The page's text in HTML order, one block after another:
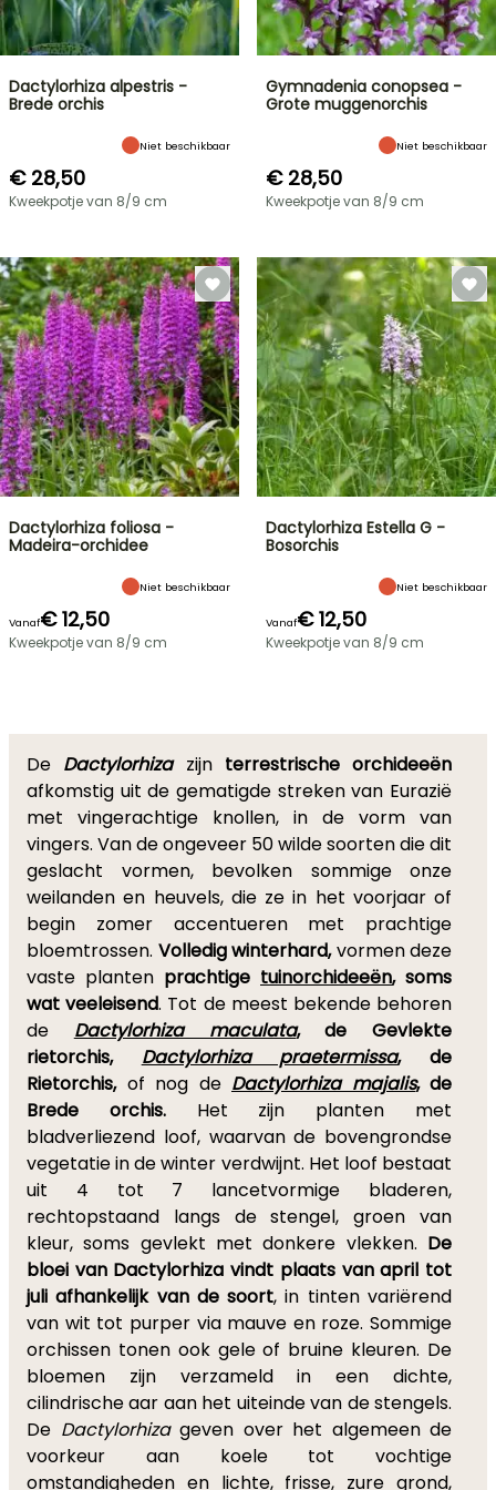
Dactylorhiza alpestris -
Brede orchis
Niet beschikbaar
€ 28,50
Kweekpotje van 8/9 cm
Gymnadenia conopsea -
Grote muggenorchis
Niet beschikbaar
€ 28,50
Kweekpotje van 8/9 cm
Dactylorhiza foliosa -
Madeira-orchidee
Niet beschikbaar
Vanaf€ 12,50
Kweekpotje van 8/9 cm
Dactylorhiza Estella G -
Bosorchis
Niet beschikbaar
Vanaf€ 12,50
Kweekpotje van 8/9 cm
De Dactylorhizazijn terrestrische orchideeën
afkomstig uit de gematigde streken van Eurazië
met vingerachtige knollen, in de vorm van
vingers. Van de ongeveer 50 wilde soorten die dit
geslacht vormen, bevolken sommige onze
weilanden en heuvels, die ze in het voorjaar of
begin zomer accentueren met prachtige
bloemtrossen. Volledig winterhard,vormen deze
vaste planten prachtige tuinorchideeën, soms
wat veeleisend. Tot de meest bekende behoren
de Dactylorhiza maculata, de Gevlekte
rietorchis, Dactylorhiza praetermissa, de
Rietorchis,of nog de Dactylorhiza majalis, de
Brede orchis.Het zijn planten met
bladverliezend loof, waarvan de bovengrondse
vegetatie in de winter verdwijnt. Het loof bestaat
uit 4 tot 7 lancetvormige bladeren,
rechtopstaand langs de stengel, groen van
kleur, soms gevlekt met donkere vlekken. De
bloei van Dactylorhiza vindt plaats van april tot
juli afhankelijk van de soort, in tinten variërend
van wit tot purper via mauve en roze. Sommige
orchissen tonen ook gele of bruine kleuren. De
bloemen zijn verzameld in een dichte,
cilindrische aar aan het uiteinde van de stengels.
De Dactylorhizageven over het algemeen de
voorkeur aan koele tot vochtige
omstandigheden en lichte, frisse, zure grond,